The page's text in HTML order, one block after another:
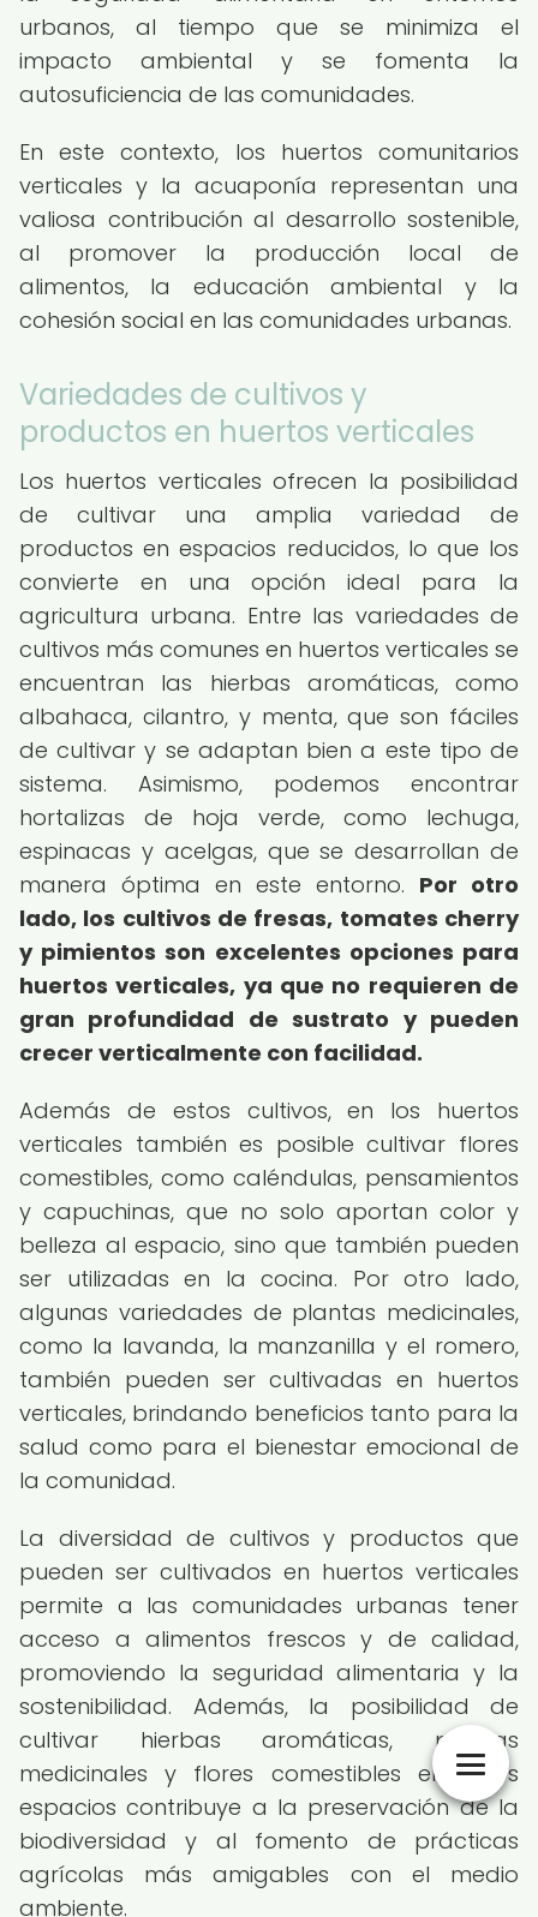
urbanos, al tiempo que se minimiza el
impacto ambiental y se fomenta la
autosuficiencia de las comunidades.
En este contexto, los huertos comunitarios
verticales y la acuaponía representan una
valiosa contribución al desarrollo sostenible,
al promover la producción local de
alimentos, la educación ambiental y la
cohesión social en las comunidades urbanas.
Variedades de cultivos y
productos en huertos verticales
Los huertos verticales ofrecen la posibilidad
de cultivar una amplia variedad de
productos en espacios reducidos, lo que los
convierte en una opción ideal para la
agricultura urbana. Entre las variedades de
cultivos más comunes en huertos verticales se
encuentran las hierbas aromáticas, como
albahaca, cilantro, y menta, que son fáciles
de cultivar y se adaptan bien a este tipo de
sistema. Asimismo, podemos encontrar
hortalizas de hoja verde, como lechuga,
espinacas y acelgas, que se desarrollan de
manera óptima en este entorno. Por otro
lado, los cultivos de fresas, tomates cherry
y pimientos son excelentes opciones para
huertos verticales, ya que no requieren de
gran profundidad de sustrato y pueden
crecer verticalmente con facilidad.
Además de estos cultivos, en los huertos
verticales también es posible cultivar flores
comestibles, como caléndulas, pensamientos
y capuchinas, que no solo aportan color y
belleza al espacio, sino que también pueden
ser utilizadas en la cocina. Por otro lado,
algunas variedades de plantas medicinales,
como la lavanda, la manzanilla y el romero,
también pueden ser cultivadas en huertos
verticales, brindando beneficios tanto para la
salud como para el bienestar emocional de
la comunidad.
La diversidad de cultivos y productos que
pueden ser cultivados en huertos verticales
permite a las comunidades urbanas tener
acceso a alimentos frescos y de calidad,
promoviendo la seguridad alimentaria y la
sostenibilidad. Además, la posibilidad de
cultivar hierbas aromáticas, plantas
medicinales y flores comestibles en estos
espacios contribuye a la preservación de la
biodiversidad y al fomento de prácticas
agrícolas más amigables con el medio
ambiente.